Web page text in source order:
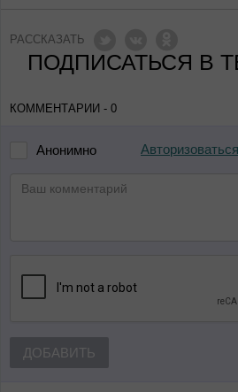
РАССКАЗАТЬ
ПОДПИСАТЬСЯ В
КОММЕНТАРИИ - 0
Анонимно Авторизоваться
ДОБАВИТЬ